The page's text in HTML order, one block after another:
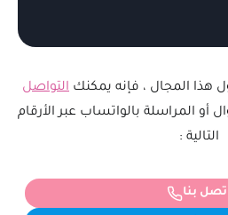
هذا المجال ، فإنه يمكنك التواصل
أو المراسلة بالواتساب عبر الأرقام
التالية :
بنا